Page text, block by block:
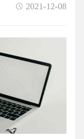
2021-12-08